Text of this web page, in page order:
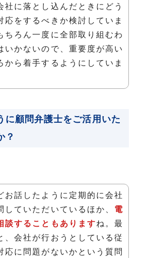
社に落とし込んだときにどう
応をするべきか検討していま
ちろん一度に全部取り組むわ
いかないので、重要度が高い
から着手するようにしていま
に顧問弁護士をご活用いた
？
お話したように定期的に会社
していただいているほか、 電
談することもありますね。最
、会社が行おうとしている従
応に問題がないかという質問